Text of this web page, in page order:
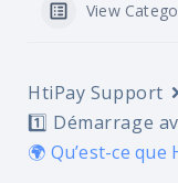
View
HtiPay Support
1️⃣ Démarrage
🌍 Qu’est-ce que